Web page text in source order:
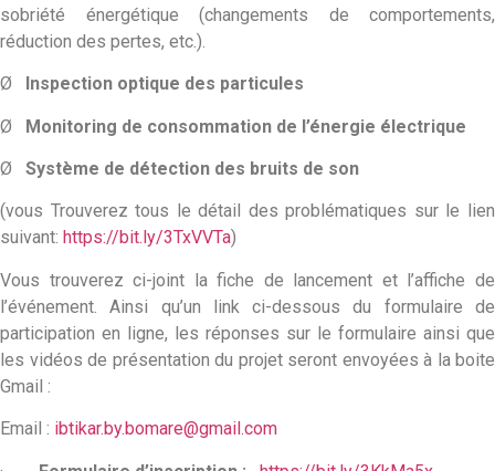
sobriété énergétique (changements de comportements,
réduction des pertes, etc.).
Ø Inspection optique des particules
Ø Monitoring de consommation de l’énergie électrique
Ø Système de détection des bruits de son
(vous Trouverez tous le détail des problématiques sur le lien
suivant: https://bit.ly/3TxVVTa)
Vous trouverez ci-joint la fiche de lancement et l’affiche de
l’événement. Ainsi qu’un link ci-dessous du formulaire de
participation en ligne, les réponses sur le formulaire ainsi que
les vidéos de présentation du projet seront envoyées à la boite
Gmail :
Email : ibtikar.by.bomare@gmail.com